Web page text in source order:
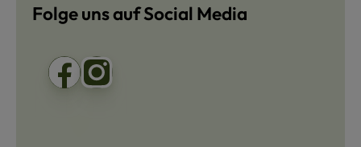
Folge uns auf Social Media